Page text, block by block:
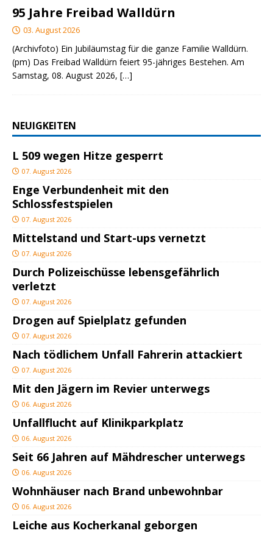
95 Jahre Freibad Walldürn
03. August 2026
(Archivfoto) Ein Jubiläumstag für die ganze Familie Walldürn.
(pm) Das Freibad Walldürn feiert 95-jähriges Bestehen. Am
Samstag, 08. August 2026, […]
NEUIGKEITEN
L 509 wegen Hitze gesperrt
07. August 2026
Enge Verbundenheit mit den
Schlossfestspielen
07. August 2026
Mittelstand und Start-ups vernetzt
07. August 2026
Durch Polizeischüsse lebensgefährlich
verletzt
07. August 2026
Drogen auf Spielplatz gefunden
07. August 2026
Nach tödlichem Unfall Fahrerin attackiert
07. August 2026
Mit den Jägern im Revier unterwegs
06. August 2026
Unfallflucht auf Klinikparkplatz
06. August 2026
Seit 66 Jahren auf Mähdrescher unterwegs
06. August 2026
Wohnhäuser nach Brand unbewohnbar
06. August 2026
Leiche aus Kocherkanal geborgen